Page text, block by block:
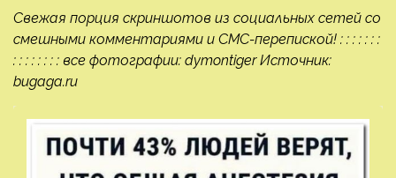
Свежая порция скриншотов из социальных сетей со
смешными комментариями и СМС-перепиской! : : : : : : :
: : : : : : : : все фотографии: dymontiger Источник:
bugaga.ru